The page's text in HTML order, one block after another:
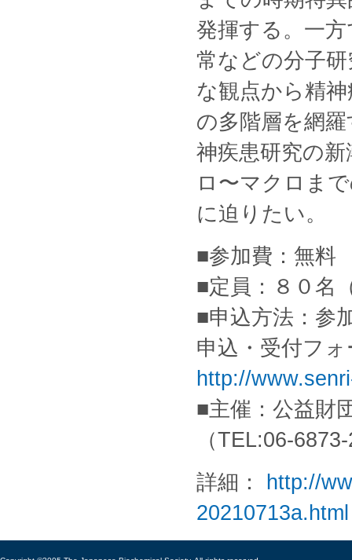
発揮する。一
常などの分子
な観点から精
の多階層を網
神疾患研究の
ロ〜マクロま
に迫りたい。
■参加費：無料
■定員：８０名
■申込方法：参
申込・受付フ
http://
■主催：公益財
（TEL:06-
詳細：
http://
20210713a.html